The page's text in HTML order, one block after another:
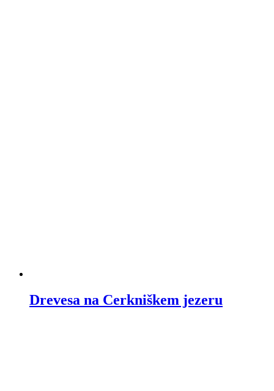
Drevesa na Cerkniškem jezeru